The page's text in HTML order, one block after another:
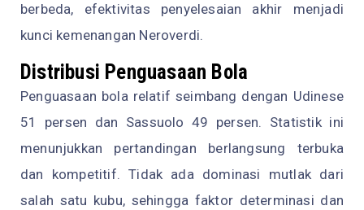
berbeda, efektivitas penyelesaian akhir menjadi
kunci kemenangan Neroverdi.
Distribusi Penguasaan Bola
Penguasaan bola relatif seimbang dengan Udinese
51 persen dan Sassuolo 49 persen. Statistik ini
menunjukkan pertandingan berlangsung terbuka
dan kompetitif. Tidak ada dominasi mutlak dari
salah satu kubu, sehingga faktor determinasi dan